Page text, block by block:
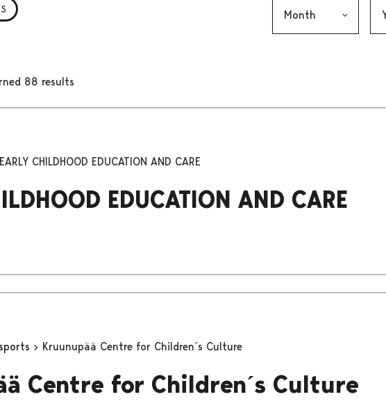
88 results
EARLY CHILDHOOD EDUCATION AND CARE
EDUCATION AND CARE
Kruunupää Centre for Children´s Culture
Centre for Children´s Culture